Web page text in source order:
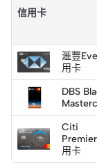
信用卡
滙豐
用卡
DBS
Citi
用卡